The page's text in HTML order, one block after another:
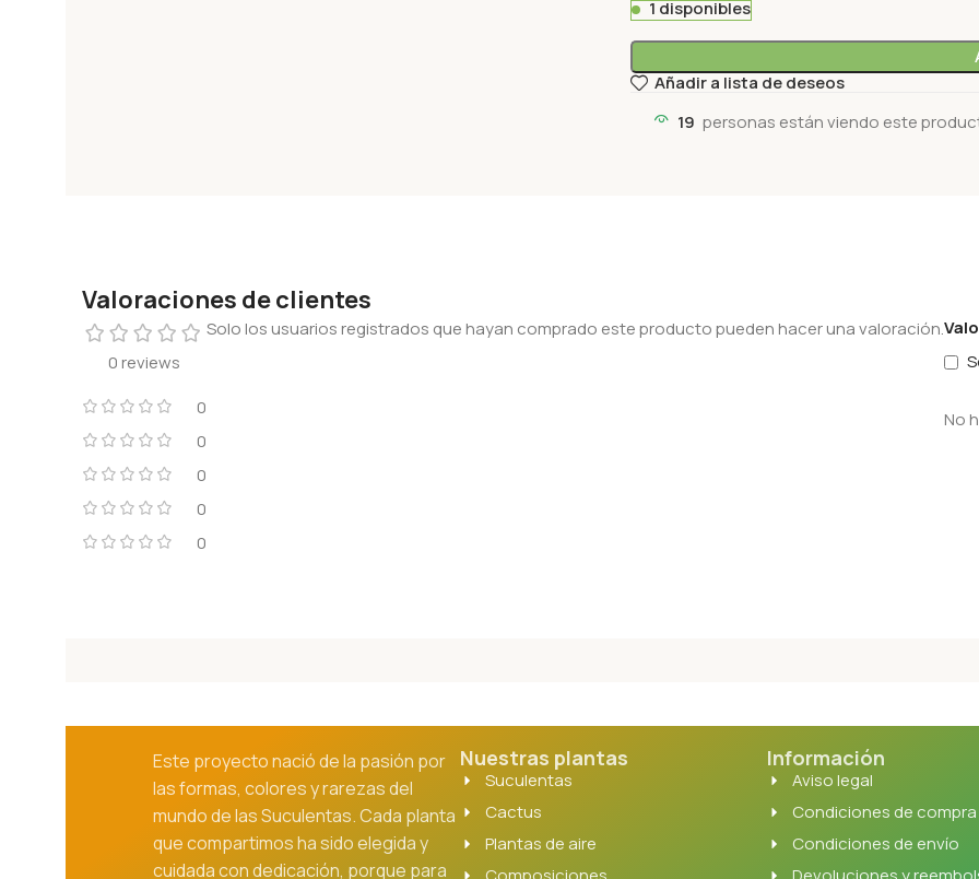
1 disponibles
Añadir a lista de deseos
19 personas están viendo este
Valoraciones de clientes
0 reviews
0
0
0
0
0
No
Solo los usuarios registrados que hayan comprado este producto pueden hacer una valoración.
Este proyecto nació de la pasión por
las formas, colores y rarezas del
mundo de las Suculentas. Cada planta
que compartimos ha sido elegida y
cuidada con dedicación, porque para
Nuestras plantas
Suculentas
Cactus
Plantas de aire
Información
Aviso legal
Condiciones de compra
Condiciones de envío